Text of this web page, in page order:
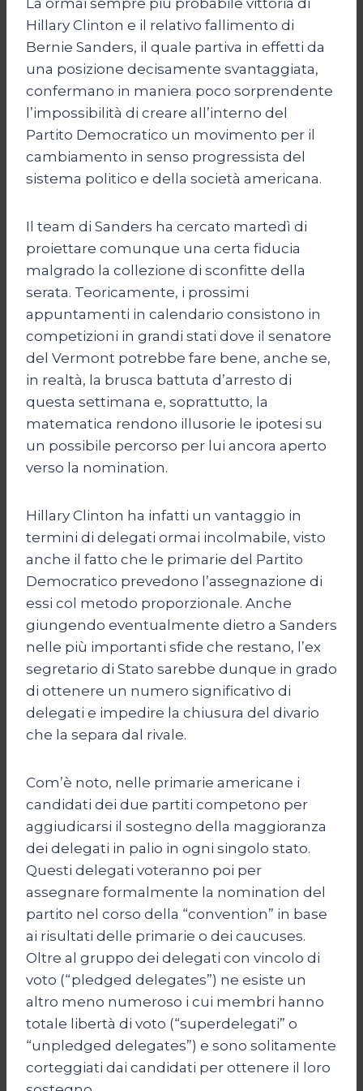
Hillary Clinton e il relativo fallimento di
Bernie Sanders, il quale partiva in effetti da
una posizione decisamente svantaggiata,
confermano in maniera poco sorprendente
l’impossibilità di creare all’interno del
Partito Democratico un movimento per il
cambiamento in senso progressista del
sistema politico e della società americana.
Il team di Sanders ha cercato martedì di
proiettare comunque una certa fiducia
malgrado la collezione di sconfitte della
serata. Teoricamente, i prossimi
appuntamenti in calendario consistono in
competizioni in grandi stati dove il senatore
del Vermont potrebbe fare bene, anche se,
in realtà, la brusca battuta d’arresto di
questa settimana e, soprattutto, la
matematica rendono illusorie le ipotesi su
un possibile percorso per lui ancora aperto
verso la nomination.
Hillary Clinton ha infatti un vantaggio in
termini di delegati ormai incolmabile, visto
anche il fatto che le primarie del Partito
Democratico prevedono l’assegnazione di
essi col metodo proporzionale. Anche
giungendo eventualmente dietro a Sanders
nelle più importanti sfide che restano, l’ex
segretario di Stato sarebbe dunque in grado
di ottenere un numero significativo di
delegati e impedire la chiusura del divario
che la separa dal rivale.
Com’è noto, nelle primarie americane i
candidati dei due partiti competono per
aggiudicarsi il sostegno della maggioranza
dei delegati in palio in ogni singolo stato.
Questi delegati voteranno poi per
assegnare formalmente la nomination del
partito nel corso della “convention” in base
ai risultati delle primarie o dei caucuses.
Oltre al gruppo dei delegati con vincolo di
voto (“pledged delegates”) ne esiste un
altro meno numeroso i cui membri hanno
totale libertà di voto (“superdelegati” o
“unpledged delegates”) e sono solitamente
corteggiati dai candidati per ottenere il loro